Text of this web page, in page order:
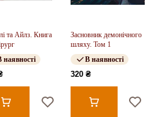
та Айлз. Книга
наявності
Засновник демонічного
шляху. Том 1
В наявності
320 ₴